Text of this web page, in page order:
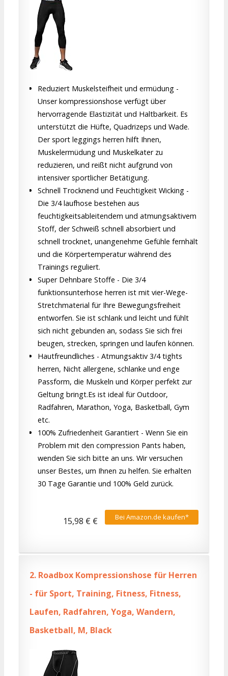
Reduziert Muskelsteifheit und ermüdung -
Unser kompressionshose verfügt über
hervorragende Elastizität und Haltbarkeit. Es
unterstützt die Hüfte, Quadrizeps und Wade.
Der sport leggings herren hilft Ihnen,
Muskelermüdung und Muskelkater zu
reduzieren, und reißt nicht aufgrund von
intensiver sportlicher Betätigung.
Schnell Trocknend und Feuchtigkeit Wicking -
Die 3/4 laufhose bestehen aus
feuchtigkeitsableitendem und atmungsaktivem
Stoff, der Schweiß schnell absorbiert und
schnell trocknet, unangenehme Gefühle fernhält
und die Körpertemperatur während des
Trainings reguliert.
Super Dehnbare Stoffe - Die 3/4
funktionsunterhose herren ist mit vier-Wege-
Stretchmaterial für Ihre Bewegungsfreiheit
entworfen. Sie ist schlank und leicht und fühlt
sich nicht gebunden an, sodass Sie sich frei
beugen, strecken, springen und laufen können.
Hautfreundliches - Atmungsaktiv 3/4 tights
herren, Nicht allergene, schlanke und enge
Passform, die Muskeln und Körper perfekt zur
Geltung bringt.Es ist ideal für Outdoor,
Radfahren, Marathon, Yoga, Basketball, Gym
etc.
100% Zufriedenheit Garantiert - Wenn Sie ein
Problem mit den compression Pants haben,
wenden Sie sich bitte an uns. Wir versuchen
unser Bestes, um Ihnen zu helfen. Sie erhalten
30 Tage Garantie und 100% Geld zurück.
Bei Amazon.de kaufen*
15,98 € €
2. Roadbox Kompressionshose für Herren
- für Sport, Training, Fitness, Fitness,
Laufen, Radfahren, Yoga, Wandern,
Basketball, M, Black